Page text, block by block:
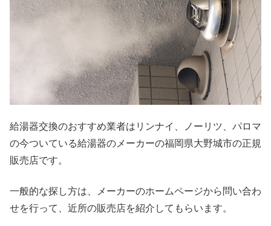
給湯器交換のおすすめ業者はリンナイ、ノーリツ、パロマ
の今ついている給湯器のメーカーの福岡県大野城市の正規
販売店です。
一般的な探し方は、メーカーのホームページから問い合わ
せを行って、近所の販売店を紹介してもらいます。